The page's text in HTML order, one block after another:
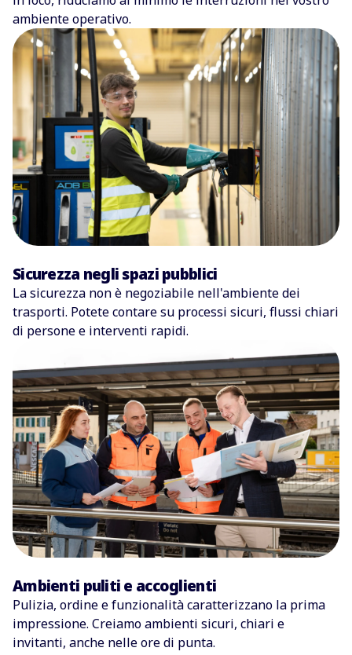
ambiente operativo.
Sicurezza negli spazi pubblici
La sicurezza non è negoziabile nell'ambiente dei
trasporti. Potete contare su processi sicuri, flussi chiari
di persone e interventi rapidi.
Ambienti puliti e accoglienti
Pulizia, ordine e funzionalitàcaratterizzano la prima
impressione. Creiamo ambienti sicuri, chiari e
invitanti, anche nelle ore di punta.